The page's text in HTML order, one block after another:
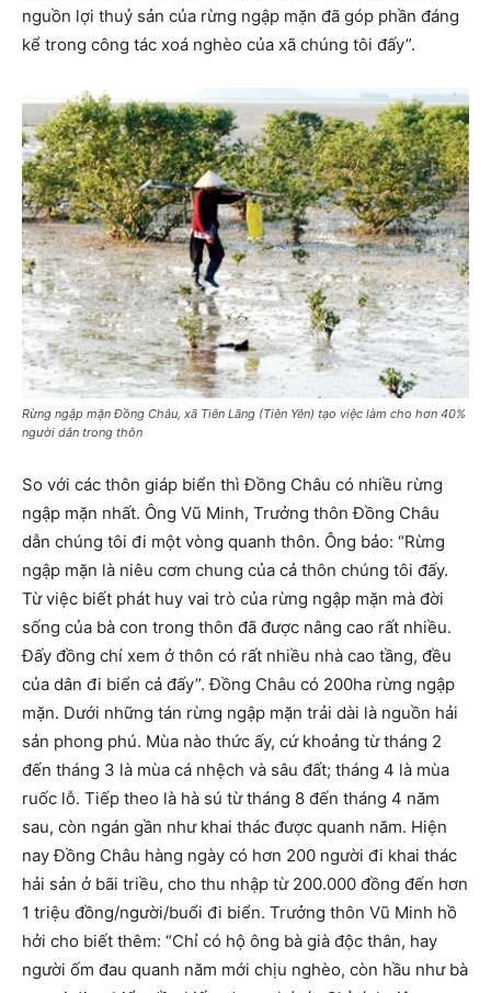
nguồn lợi thuỷ sản của rừng ngập mặn đã góp phần đáng
kể trong công tác xoá nghèo của xã chúng tôi đấy”.
Rừng ngập mặn Đồng Châu, xã Tiên Lãng (Tiên Yên) tạo việc làm cho hơn 40%
người dân trong thôn
So với các thôn giáp biển thì Đồng Châu có nhiều rừng
ngập mặn nhất. Ông Vũ Minh, Trưởng thôn Đồng Châu
dẫn chúng tôi đi một vòng quanh thôn. Ông bảo: “Rừng
ngập mặn là niêu cơm chung của cả thôn chúng tôi đấy.
Từ việc biết phát huy vai trò của rừng ngập mặn mà đời
sống của bà con trong thôn đã được nâng cao rất nhiều.
Đấy đồng chí xem ở thôn có rất nhiều nhà cao tầng, đều
của dân đi biển cả đấy”. Đồng Châu có 200ha rừng ngập
mặn. Dưới những tán rừng ngập mặn trải dài là nguồn hải
sản phong phú. Mùa nào thức ấy, cứ khoảng từ tháng 2
đến tháng 3 là mùa cá nhệch và sâu đất; tháng 4 là mùa
ruốc lỗ. Tiếp theo là hà sú từ tháng 8 đến tháng 4 năm
sau, còn ngán gần như khai thác được quanh năm. Hiện
nay Đồng Châu hàng ngày có hơn 200 người đi khai thác
hải sản ở bãi triều, cho thu nhập từ 200.000 đồng đến hơn
1 triệu đồng/người/buổi đi biển. Trưởng thôn Vũ Minh hồ
hởi cho biết thêm: “Chỉ có hộ ông bà già độc thân, hay
người ốm đau quanh năm mới chịu nghèo, còn hầu như bà